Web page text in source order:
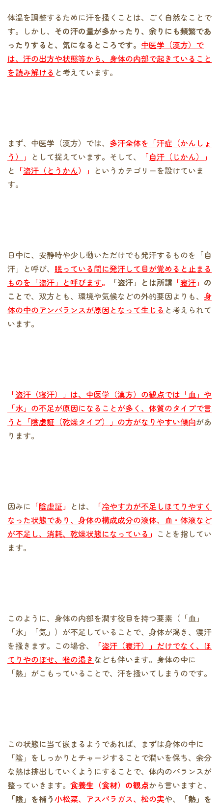
体温を調整するために汗を掻くことは、ごく自然なことで
す。しかし、 その汗の量が多かったり、余りにも頻繁であ
ったりすると、気になるところです。 中医学（漢方）で
は、汗の出方や状態等から、身体の内部で起きていること
を読み解ける と考えています。
まず、中医学（漢方）では、 多汗全体を「汗症（かんしょ
う）
」 として捉えています。そして、 「自汗（じかん）
」
と 「盗汗（とうかん）」 というカテゴリーを設けていま
す。
日中に、安静時や少し動いただけでも発汗するものを「自
汗」と呼び、 眠っている間に発汗して目が覚めると止まる
ものを「盗汗」と呼びます。 「盗汗」とは所謂 「寝汗」 の
ことで、双方とも、環境や気候などの外的要因よりも、 身
体の中のアンバランスが原因となって生じる と考えられて
います。
「盗汗（寝汗）」は、中医学（漢方）の観点では「血」や
「水」の不足が原因になることが多く、体質のタイプで言
うと「陰虚証（乾燥タイプ）」の方がなりやすい傾向があ
ります。
因みに 「陰虚証 」 とは、 「冷やす力が不足しほてりやすく
なった状態であり、身体の構成成分の液体、血・体液など
が不足し、消耗、乾燥状態になっている 」 ことを指してい
ます。
このように、身体の内部を潤す役目を持つ要素（「血」
「水」「気」）が不足していることで、身体が渇き、寝汗
を掻きます。この場合、
「盗汗（寝汗）」だけでなく、ほ
てりやのぼせ、喉の渇き なども伴います。身体の中に
「熱」がこもっていることで、汗を掻いてしまうのです。
この状態に当て嵌まるようであれば、まずは身体の中に
「陰」をしっかりとチャージすることで潤いを保ち、余分
な熱は排出していくようにすることで、体内のバランスが
整っていきます。 食養生（食材）の観点から言いますと、
「陰」を補う小松菜、アスパラガス、松の実や、
「熱」を